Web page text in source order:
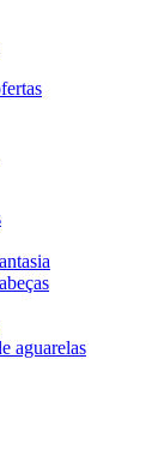
aguarelas